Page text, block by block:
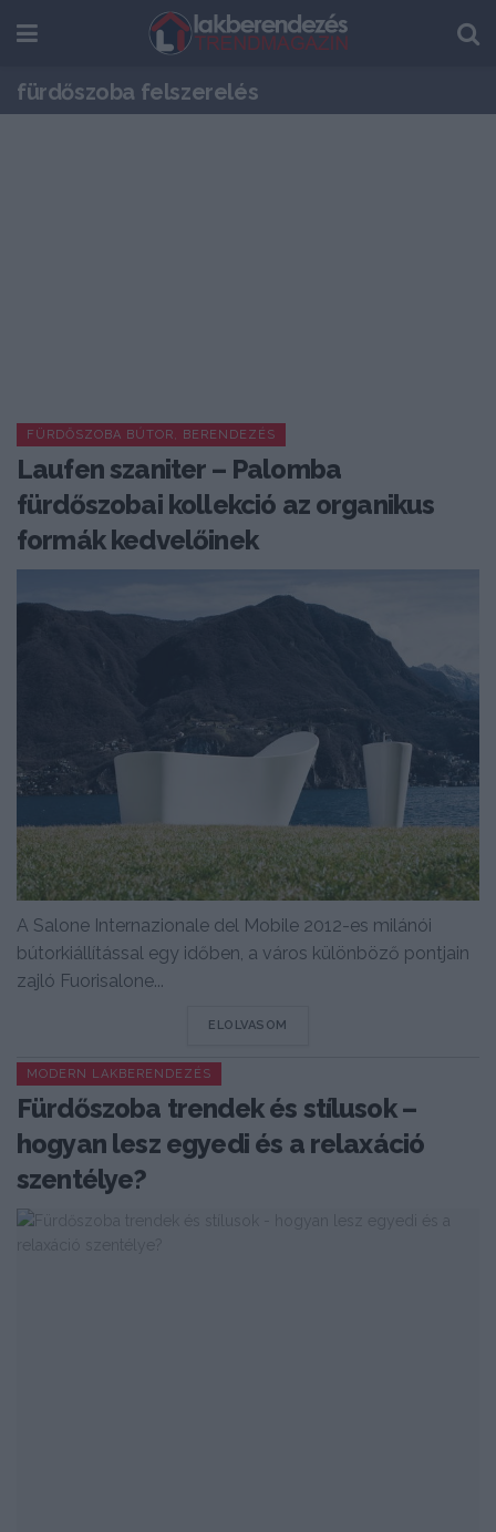
fürdőszoba felszerelés
FÜRDŐSZOBA BÚTOR, BERENDEZÉS
Laufen szaniter – Palomba
fürdőszobai kollekció az organikus
formák kedvelőinek
A Salone Internazionale del Mobile 2012-es milánói
bútorkiállítással egy időben, a város különböző pontjain
zajló Fuorisalone...
ELOLVASOM
MODERN LAKBERENDEZÉS
Fürdőszoba trendek és stílusok –
hogyan lesz egyedi és a relaxáció
szentélye?